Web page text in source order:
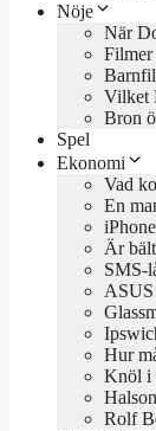
Nöje
När
Vilket
Bron
Spel
Ekonomi
Vad
En
Är
SMS-
Hur
Knöl i
Rolf